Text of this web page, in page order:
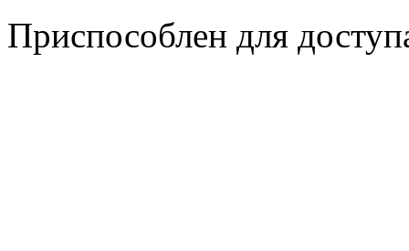
Приспособлен для